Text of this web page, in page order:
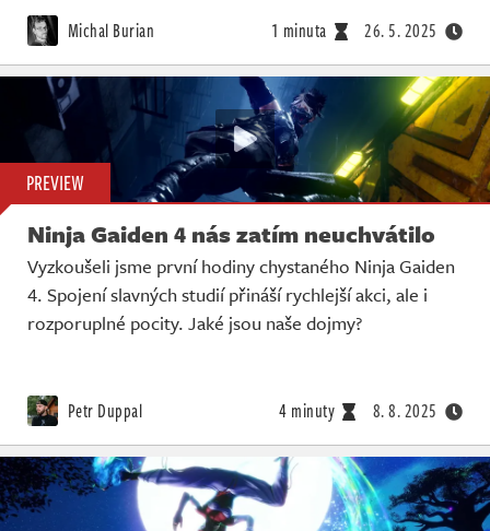
Michal Burian 1 minuta 26. 5. 2025
PREVIEW
Ninja Gaiden 4 nás zatím neuchvátilo
Vyzkoušeli jsme první hodiny chystaného Ninja Gaiden
4. Spojení slavných studií přináší rychlejší akci, ale i
rozporuplné pocity. Jaké jsou naše dojmy?
Petr Duppal 4 minuty 8. 8. 2025